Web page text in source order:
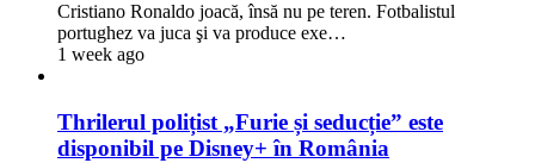
Cristiano Ronaldo joacă, însă nu pe teren. Fotbalistul
portughez va juca şi va produce exe…
1 week ago
Thrilerul polițist „Furie și seducție” este
disponibil pe Disney+ în România